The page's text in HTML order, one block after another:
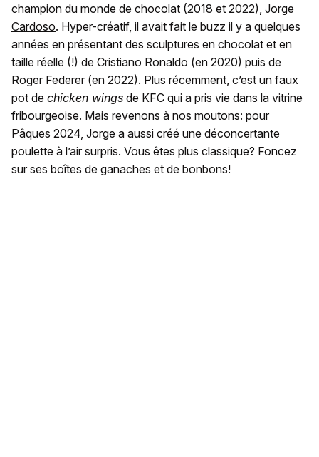
champion du monde de chocolat (2018 et 2022), Jorge
Cardoso. Hyper-créatif, il avait fait le buzz il y a quelques
années en présentant des sculptures en chocolat et en
taille réelle (!) de Cristiano Ronaldo (en 2020) puis de
Roger Federer (en 2022). Plus récemment, c’est un faux
pot de chicken wings de KFC qui a pris vie dans la vitrine
fribourgeoise. Mais revenons à nos moutons: pour
Pâques 2024, Jorge a aussi créé une déconcertante
poulette à l’air surpris. Vous êtes plus classique? Foncez
sur ses boîtes de ganaches et de bonbons!